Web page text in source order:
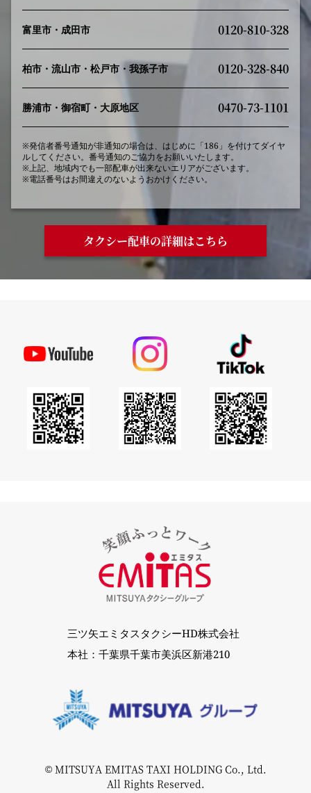
富里市・成田市 0120-810-328
柏市・流山市・松戸市・我孫子市 0120-328-840
勝浦市・御宿町・大原地区 0470-73-1101
※発信者番号通知が非通知の場合は、はじめに「186」を付けてダイヤ
ルしてください。番号通知のご協力をお願いいたします。
※上記、地域内でも一部配車が出来ないエリアがございます。
※電話番号はお間違えのないようおかけください。
タクシー配車の詳細はこちら
三ツ矢エミタスタクシーHD株式会社
本社：千葉県千葉市美浜区新港210
© MITSUYA EMITAS TAXI HOLDING Co., Ltd.
All Rights Reserved.